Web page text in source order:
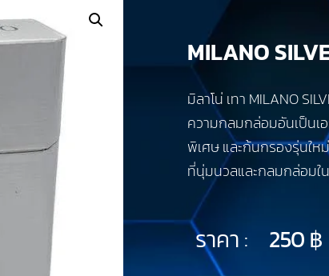
MILANO
มิลาโน่ เทา MILANO
ความกลมกล่อมอันเป็น
พิเศษ และก้นกรองรุ่นใ
ที่นุ่มนวลและกลมกล่อมใ
ราคา : 250฿